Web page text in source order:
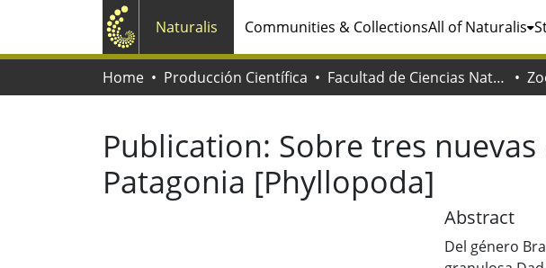
Naturalis Communities & CollectionsAll of Naturalis
Home Producción Científica Facultad de Ciencias Naturales y Museo
Publication: Sobre tres
Patagonia [Phyllopoda]
Abstract
Del género